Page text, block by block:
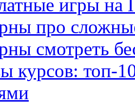
игры на
про
смотреть
курсов: топ-